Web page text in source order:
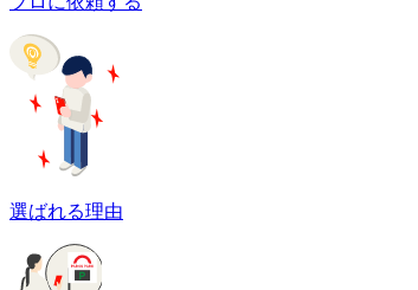
選ばれる理由